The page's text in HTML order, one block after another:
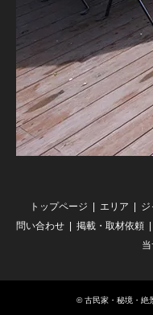
トップページ エリア ジ
問い合わせ
掲載・取材依頼
©古民家・秘境・絶